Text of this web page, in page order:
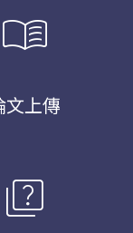
menu_book
文上傳
quiz